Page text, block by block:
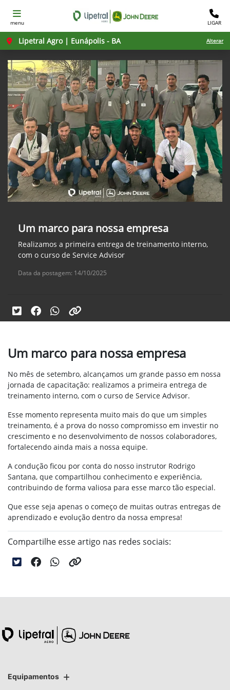
menu LIGAR
Lipetral Agro | Eunápolis - BA Alterar
Um marco para nossa empresa
Realizamos a primeira entrega de treinamento interno,
com o curso de Service Advisor
Data da postagem: 14/10/2025
Um marco para nossa empresa
No mês de setembro, alcançamos um grande passo em nossa
jornada de capacitação: realizamos a primeira entrega de
treinamento interno, com o curso de Service Advisor.
Esse momento representa muito mais do que um simples
treinamento, é a prova do nosso compromisso em investir no
crescimento e no desenvolvimento de nossos colaboradores,
fortalecendo ainda mais a nossa equipe.
A condução ficou por conta do nosso instrutor Rodrigo
Santana, que compartilhou conhecimento e experiência,
contribuindo de forma valiosa para esse marco tão especial.
Que esse seja apenas o começo de muitas outras entregas de
aprendizado e evolução dentro da nossa empresa!
Compartilhe esse artigo nas redes sociais:
Equipamentos